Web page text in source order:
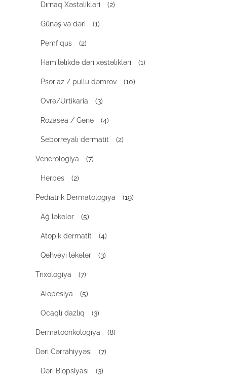
Dırnaq Xəstəlikləri (2)
Günəş və dəri (1)
Pemfiqus (2)
Hamiləlikdə dəri xəstəlikləri (1)
Psoriaz / pullu dəmrov (10)
Övrə/Urtikaria (3)
Rozasea / Gənə (4)
Seborreyalı dermatit (2)
Venerologiya (7)
Herpes (2)
Pediatrik Dermatologiya (19)
Ağ ləkələr (5)
Atopik dermatit (4)
Qəhvəyi ləkələr (3)
Trixologiya (7)
Alopesiya (5)
Ocaqlı dazlıq (3)
Dermatoonkologiya (8)
Dəri Cərrahiyyəsi (7)
Dəri Biopsiyası (3)